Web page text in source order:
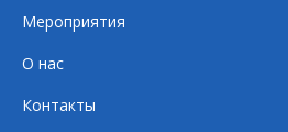
Мероприятия
О нас
Контакты